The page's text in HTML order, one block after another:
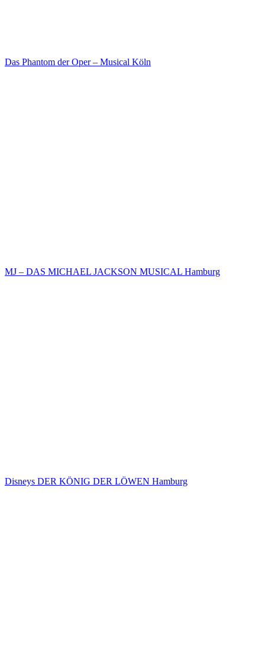
Das Phantom der Oper – Musical Köln
MJ – DAS MICHAEL JACKSON MUSICAL Hamburg
Disneys DER KÖNIG DER LÖWEN Hamburg